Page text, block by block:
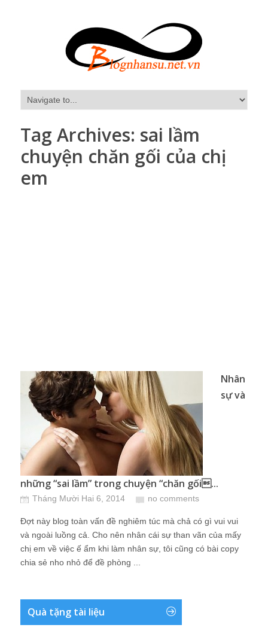
Tag Archives: sai lầm
chuyện chăn gối của chị
em
Nhân
sự và
những “sai lầm” trong chuyện “chăn gối...
Tháng Mười Hai 6, 2014 no comments
Đợt này blog toàn vấn đề nghiêm túc mà chả có gì vui vui
và ngoài luồng cả. Cho nên nhân cái sự than vãn của mấy
chị em về việc ế ẩm khi làm nhân sự, tôi cũng có bài copy
chia sẻ nho nhỏ để đề phòng ...
Quà tặng tài liệu